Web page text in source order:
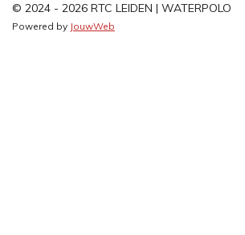
© 2024 - 2026 RTC LEIDEN | WATERPOLO
Powered by JouwWeb